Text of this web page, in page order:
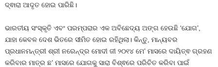
ଦ୍ଵାରା ଆଦୃତ ହୋଇ ପାରିଛି।
ଭାରତୀୟ ସଂସ୍କୃତି ଏବଂ ପରମ୍ପରାର ଏକ ଅବିଛେଦ୍ୟ ଅଙ୍ଗ ହେଉଛି ‘ଯୋଗ’,
ଯାହା କେବଳ ଦେଶ ଭିତରେ ସୀମିତ ହୋଇ ରହିଥିଲା। କିନ୍ତୁ, ମାନ୍ୟବର
ପ୍ରଧାନମନ୍ତ୍ରୀ ଶ୍ରୀ ନରେନ୍ଦ୍ର ମୋଦୀ ଜୀ ୨୦୧୪ ମେ’ ମାସରେ ଦାୟିତ୍ଵ ଗ୍ରହଣ
କରିବାର ମାତ୍ର ଛ’ ମାସରେ ଯୋଗକୁ ସାରା ବିଶ୍ଵରେ ପରିଚିତ କରିବା ପାଇଁ